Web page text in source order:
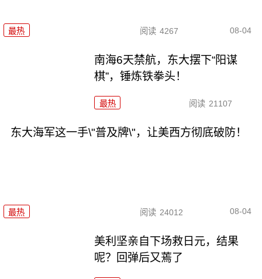
最热 阅读 4267 08-04
南海6天禁航，东大摆下“阳谋
棋”，锤炼铁拳头！
最热 阅读 21107
东大海军这一手\"普及牌\"，让美西方彻底破防！
最热 阅读 24012 08-04
美利坚亲自下场救日元，结果
呢？回弹后又蔫了